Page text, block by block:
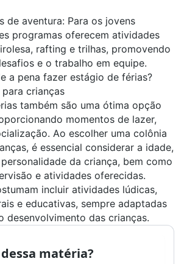
de aventura: Para os jovens
programas oferecem atividades
rafting e trilhas, promovendo
e o trabalho em equipe.
a pena fazer estágio de férias?
crianças
também são uma ótima opção
momentos de lazer,
Ao escolher uma colônia
é essencial considerar a idade,
da criança, bem como
e atividades oferecidas.
incluir atividades lúdicas,
e educativas, sempre adaptadas
desenvolvimento das crianças.
matéria?